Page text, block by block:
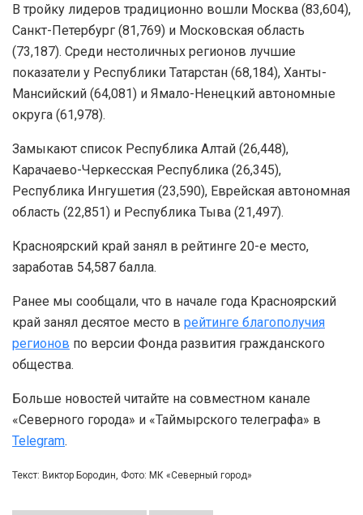
В тройку лидеров традиционно вошли Москва (83,604),
Санкт-Петербург (81,769) и Московская область
(73,187). Среди нестоличных регионов лучшие
показатели у Республики Татарстан (68,184), Ханты-
Мансийский (64,081) и Ямало-Ненецкий автономные
округа (61,978).
Замыкают список Республика Алтай (26,448),
Карачаево-Черкесская Республика (26,345),
Республика Ингушетия (23,590), Еврейская автономная
область (22,851) и Республика Тыва (21,497).
Красноярский край занял в рейтинге 20-е место,
заработав 54,587 балла.
Ранее мы сообщали, что в начале года Красноярский
край занял десятое место в рейтинге благополучия
регионов по версии Фонда развития гражданского
общества.
Больше новостей читайте на совместном канале
«Северного города» и «Таймырского телеграфа» в
Telegram.
Текст: Виктор Бородин, Фото: МК «Северный город»